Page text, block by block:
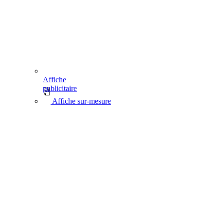
Affiche
publicitaire
Affiche sur-mesure